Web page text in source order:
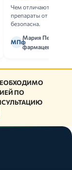
Чем отличаются
препараты от
безопасна.
МПф
Мария Петрова,
фармацевт
ПО